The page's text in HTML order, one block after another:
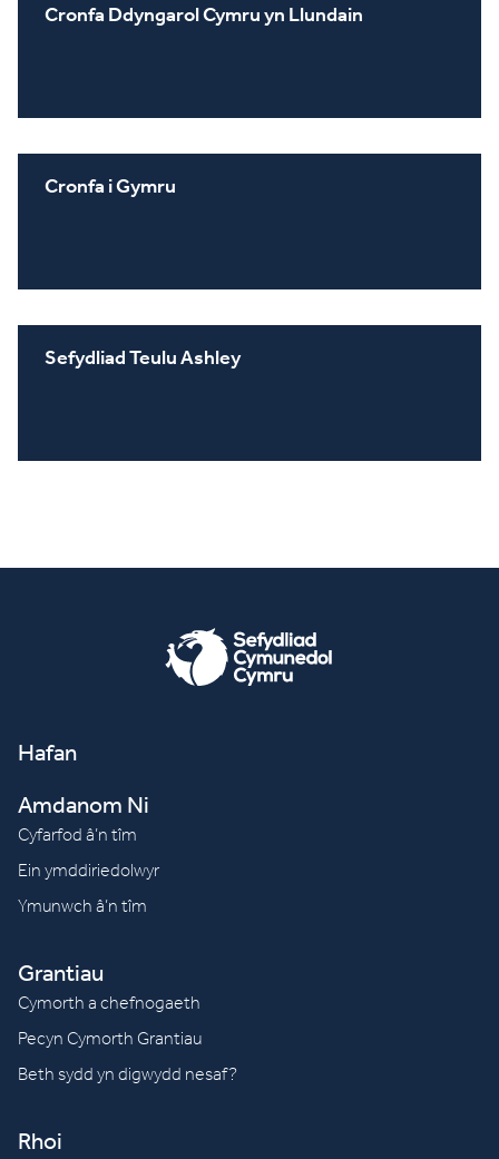
Cronfa Ddyngarol Cymru yn Llundain
Cronfa i Gymru
Sefydliad Teulu Ashley
Hafan
Amdanom Ni
Cyfarfod â’n tîm
Ein ymddiriedolwyr
Ymunwch â’n tîm
Grantiau
Cymorth a chefnogaeth
Pecyn Cymorth Grantiau
Beth sydd yn digwydd nesaf?
Rhoi